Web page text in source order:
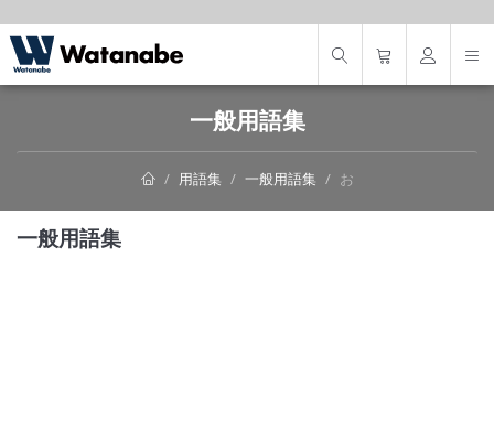
一般用語集
用語集 一般用語集 お
一般用語集